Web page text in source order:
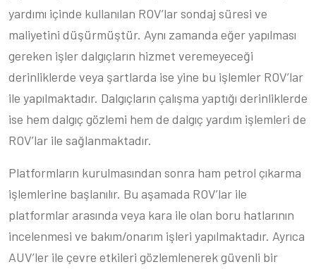
yardımı içinde kullanılan ROV’lar sondaj süresi ve
maliyetini düşürmüştür. Aynı zamanda eğer yapılması
gereken işler dalgıçların hizmet veremeyeceği
derinliklerde veya şartlarda ise yine bu işlemler ROV’lar
ile yapılmaktadır. Dalgıçların çalışma yaptığı derinliklerde
ise hem dalgıç gözlemi hem de dalgıç yardım işlemleri de
ROV’lar ile sağlanmaktadır.
Platformların kurulmasından sonra ham petrol çıkarma
işlemlerine başlanılır. Bu aşamada ROV’lar ile
platformlar arasında veya kara ile olan boru hatlarının
incelenmesi ve bakım/onarım işleri yapılmaktadır. Ayrıca
AUV’ler ile çevre etkileri gözlemlenerek güvenli bir